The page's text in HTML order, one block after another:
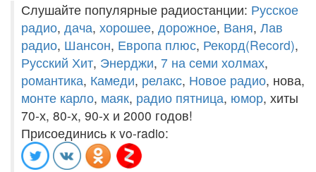
Слушайте популярные радиостанции: Русское
радио, дача, хорошее, дорожное, Ваня, Лав
радио, Шансон, Европа плюс, Рекорд(Record),
Русский Хит, Энерджи, 7 на семи холмах,
романтика, Камеди, релакс, Новое радио, нова,
монте карло, маяк, радио пятница, юмор, хиты
70-х, 80-х, 90-х и 2000 годов!
Присоединись к vo-radio: